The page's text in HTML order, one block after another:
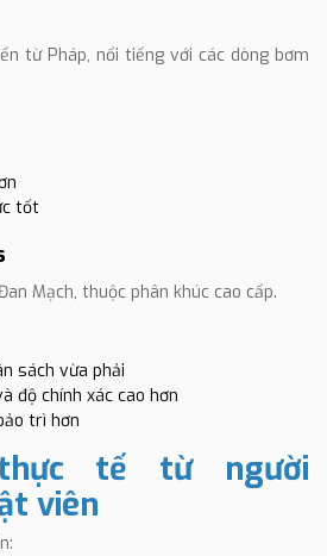
từ Pháp, nổi tiếng với các dòng bơm
tốt
Mạch, thuộc phân khúc cao cấp.
sách vừa phải
độ chính xác cao hơn
trì hơn
tế từ người
viên